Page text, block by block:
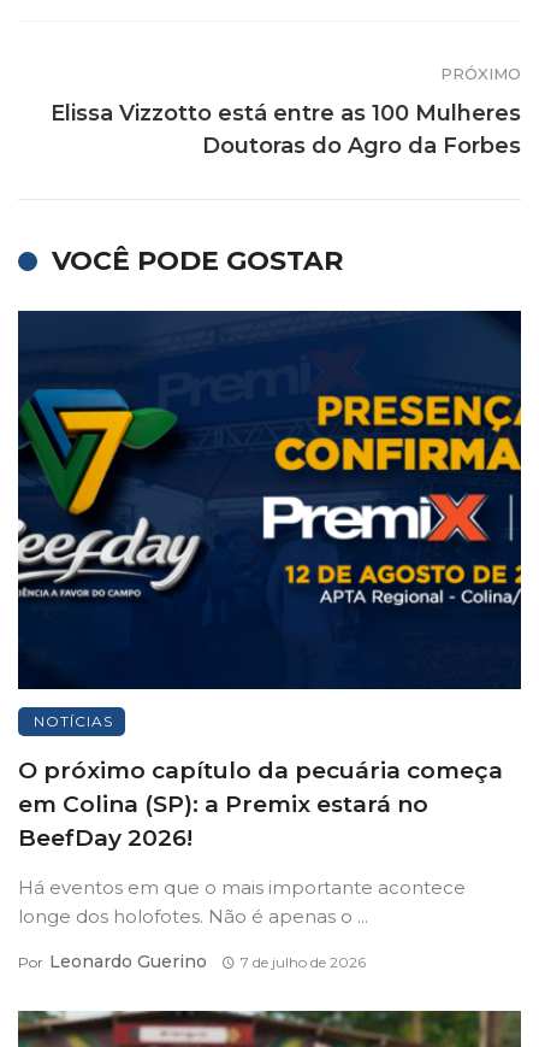
PRÓXIMO
Elissa Vizzotto está entre as 100 Mulheres
Doutoras do Agro da Forbes
VOCÊ PODE GOSTAR
NOTÍCIAS
O próximo capítulo da pecuária começa
em Colina (SP): a Premix estará no
BeefDay 2026!
Há eventos em que o mais importante acontece
longe dos holofotes. Não é apenas o ...
Por Leonardo Guerino 7 de julho de 2026